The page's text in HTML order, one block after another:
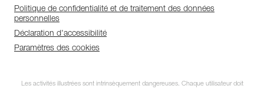
Politique de confidentialité et de traitement des données
personnelles
Déclaration d'accessibilité
Paramètres des cookies
Les activités illustrées sont intrinsèquement dangereuses. Chaque utilisateur doit